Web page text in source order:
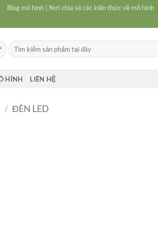
Blog mô hình | Nơi chia sẻ các kiến thức về mô hình
Tìm
kiếm:
HÌNH LIÊN HỆ
/ ĐÈN LED